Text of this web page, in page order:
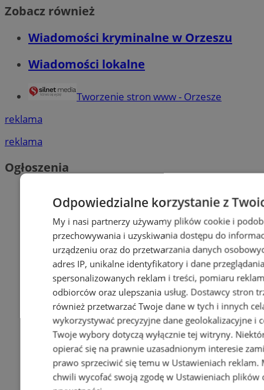
Zobacz również
Wiadomości kryminalne w Orzeszu
Wiadomości lokalne
Tworzenie stron www - Orzesze
reklama
reklama
Ogłoszenia
Odpowiedzialne korzystanie z
My i nasi partnerzy używamy plików cookie i
przechowywania i uzyskiwania dostępu do
urządzeniu oraz do przetwarzania danych
adres IP, unikalne identyfikatory i dane
spersonalizowanych reklam i treści, pomiaru
odbiorców oraz ulepszania usług. Dostawcy stron
również przetwarzać Twoje dane w tych i innych
wykorzystywać precyzyjne dane geolokalizacyjne i
Twoje wybory dotyczą wyłącznie tej witryny.
opierać się na prawnie uzasadnionym interesie
prawo sprzeciwić się temu w Ustawieniach reklam.
chwili wycofać swoją zgodę w Ustawieniach plików